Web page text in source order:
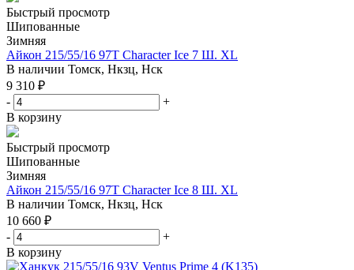
Быстрый просмотр
Шипованные
Зимняя
Айкон 215/55/16 97T Character Ice 7 Ш. XL
В наличии Томск, Нкзц, Нск
9 310 ₽
-
+
В корзину
Быстрый просмотр
Шипованные
Зимняя
Айкон 215/55/16 97T Character Ice 8 Ш. XL
В наличии Томск, Нкзц, Нск
10 660 ₽
-
+
В корзину